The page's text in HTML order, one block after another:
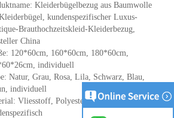
Kleiderbügelbezug aus Baumwolle
kundenspezifischer Luxus-
Brauthochzeitskleid-Kleiderbezug,
China
120*60cm, 160*60cm, 180*60cm,
individuell
Natur, Grau, Rosa, Lila, Schwarz, Blau,
individuell
Vliesstoff, Polyester, Oxford, Baumwolle,